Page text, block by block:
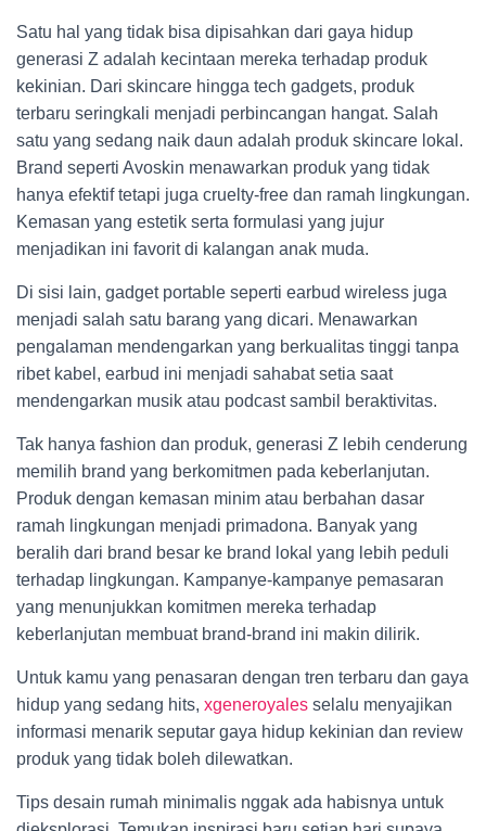
Satu hal yang tidak bisa dipisahkan dari gaya hidup
generasi Z adalah kecintaan mereka terhadap produk
kekinian. Dari skincare hingga tech gadgets, produk
terbaru seringkali menjadi perbincangan hangat. Salah
satu yang sedang naik daun adalah produk skincare lokal.
Brand seperti Avoskin menawarkan produk yang tidak
hanya efektif tetapi juga cruelty-free dan ramah lingkungan.
Kemasan yang estetik serta formulasi yang jujur
menjadikan ini favorit di kalangan anak muda.
Di sisi lain, gadget portable seperti earbud wireless juga
menjadi salah satu barang yang dicari. Menawarkan
pengalaman mendengarkan yang berkualitas tinggi tanpa
ribet kabel, earbud ini menjadi sahabat setia saat
mendengarkan musik atau podcast sambil beraktivitas.
Tak hanya fashion dan produk, generasi Z lebih cenderung
memilih brand yang berkomitmen pada keberlanjutan.
Produk dengan kemasan minim atau berbahan dasar
ramah lingkungan menjadi primadona. Banyak yang
beralih dari brand besar ke brand lokal yang lebih peduli
terhadap lingkungan. Kampanye-kampanye pemasaran
yang menunjukkan komitmen mereka terhadap
keberlanjutan membuat brand-brand ini makin dilirik.
Untuk kamu yang penasaran dengan tren terbaru dan gaya
hidup yang sedang hits, xgeneroyales selalu menyajikan
informasi menarik seputar gaya hidup kekinian dan review
produk yang tidak boleh dilewatkan.
Tips desain rumah minimalis nggak ada habisnya untuk